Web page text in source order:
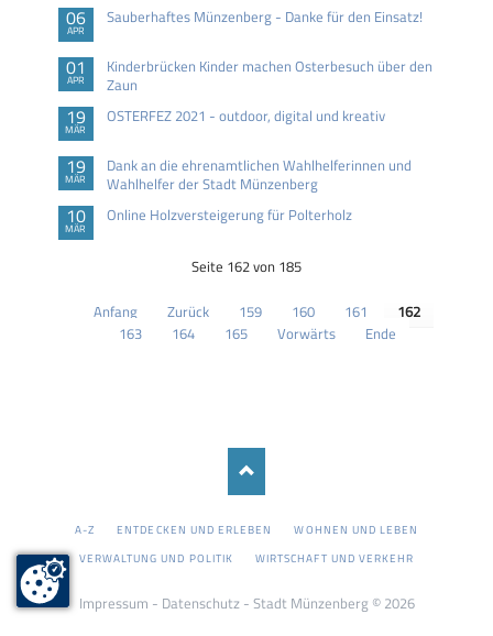
06
APR
Sauberhaftes Münzenberg - Danke für den Einsatz!
01
APR
Kinderbrücken Kinder machen Osterbesuch über den
Zaun
19
MÄR
OSTERFEZ 2021 - outdoor, digital und kreativ
19
MÄR
Dank an die ehrenamtlichen Wahlhelferinnen und
Wahlhelfer der Stadt Münzenberg
10
MÄR
Online Holzversteigerung für Polterholz
Seite 162 von 185
Anfang Zurück 159 160 161
162
163
164 165 Vorwärts Ende
NAVIGATION
A-Z ENTDECKEN UND ERLEBEN
WOHNEN UND LEBEN
VERWALTUNG UND POLITIK
WIRTSCHAFT UND VERKEHR
Impressum - Datenschutz- Stadt Münzenberg © 2026